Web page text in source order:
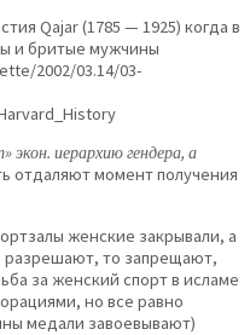
Qajar (1785 — 1925) когда в
и бритые мужчины
2002/03.14/03-
иерархию гендера, а
отдаляют момент получения
женские закрывали, а
разрешают, то запрещают,
за женский спорт в исламе
но все равно
медали завоевывают)